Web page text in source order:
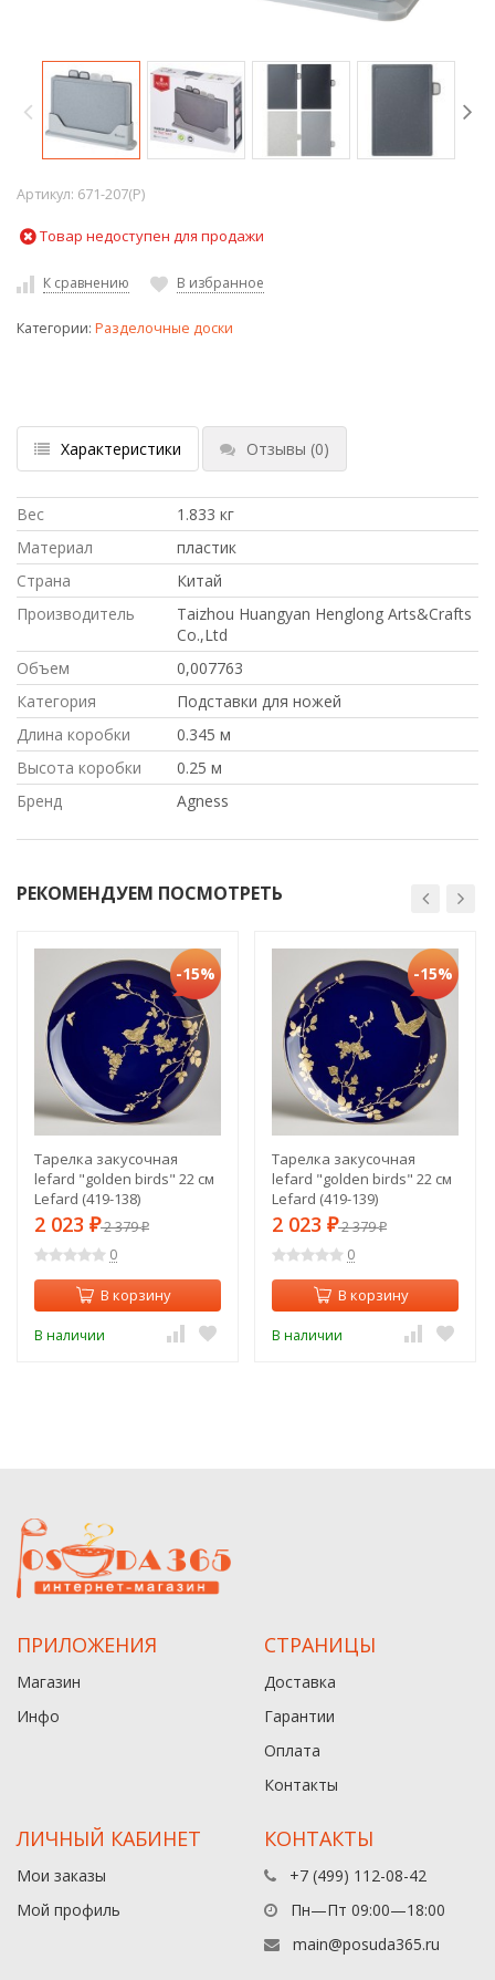
Артикул: 671-207(P)
Товар недоступен для продажи
К сравнению В избранное
Категории: Разделочные доски
Характеристики Отзывы (0)
Вес
1.833 кг
Материал
пластик
Страна
Китай
Производитель
Taizhou Huangyan Henglong Arts&Crafts
Co.,Ltd
Объем
0,007763
Категория
Подставки для ножей
Длина коробки
0.345 м
Высота коробки
0.25 м
Бренд
Agness
РЕКОМЕНДУЕМ ПОСМОТРЕТЬ
-15%
Тарелка закусочная
lefard "golden birds" 22 см
Lefard (419-138)
2 023 ₽2 379₽
0
В корзину
В наличии
-15%
Тарелка закусочная
lefard "golden birds" 22 см
Lefard (419-139)
2 023 ₽2 379₽
0
В корзину
В наличии
ПРИЛОЖЕНИЯ
Магазин
Инфо
СТРАНИЦЫ
Доставка
Гарантии
Оплата
Контакты
ЛИЧНЫЙ КАБИНЕТ
Мои заказы
Мой профиль
КОНТАКТЫ
+7 (499) 112-08-42
Пн—Пт 09:00—18:00
main@posuda365.ru